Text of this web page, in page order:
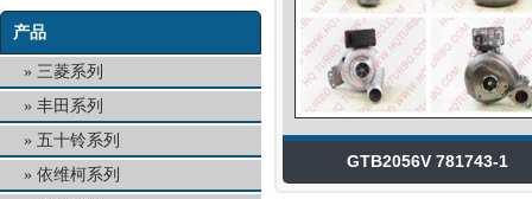
产品
三菱系列
丰田系列
五十铃系列
依维柯系列
GTB2056V 781743-1